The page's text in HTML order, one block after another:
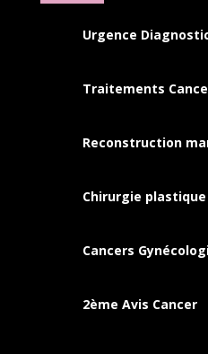
Urgence
Traitements
Reconstruction
Chirurgie
Cancers
2ème Avis Cancer